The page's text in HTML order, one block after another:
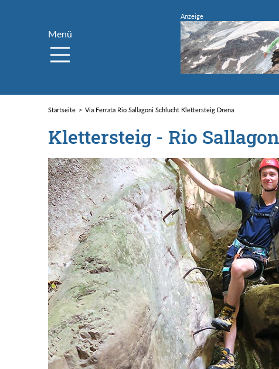
Menü
Startseite Via Ferrata Rio Sallagoni Schlucht Klettersteig Drena
Klettersteig - Rio